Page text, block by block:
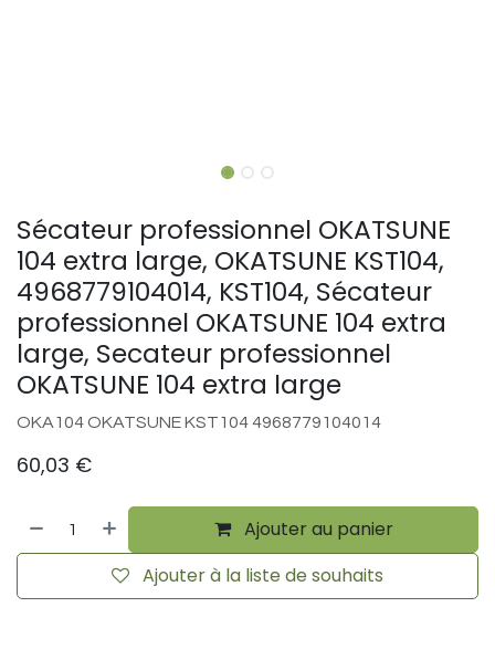
Sécateur professionnel OKATSUNE
104 extra large, OKATSUNE KST104,
4968779104014, KST104, Sécateur
professionnel OKATSUNE 104 extra
large, Secateur professionnel
OKATSUNE 104 extra large
OKA104 OKATSUNE KST104 4968779104014
60,03 €
Ajouter au panier
Ajouter à la liste de souhaits